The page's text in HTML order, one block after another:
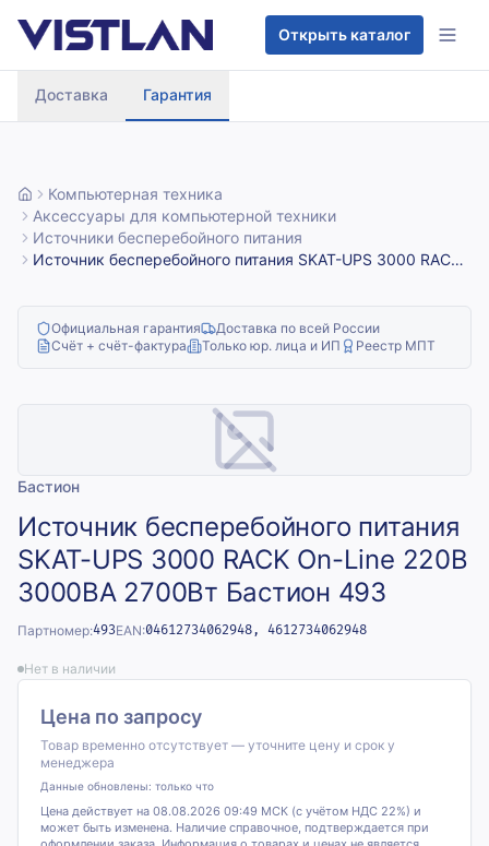
Открыть каталог
Доставка Гарантия
Компьютерная техника
Аксессуары для компьютерной техники
Источники бесперебойного питания
Источник бесперебойного питания SKAT-UPS 3000 RACK
Официальная гарантия
Доставка по всей России
Счёт + счёт-фактура
Только юр. лица и ИП Реестр МПТ
Бастион
Источник бесперебойного питания
SKAT-UPS 3000 RACK On-Line 220В
3000ВА 2700Вт Бастион 493
Партномер:493EAN:04612734062948, 4612734062948
Нет в наличии
Цена по запросу
Товар временно отсутствует — уточните цену и срок у
менеджера
Данные обновлены: только что
Цена действует на 08.08.2026 09:49 МСК (с учётом НДС 22%) и
может быть изменена. Наличие справочное, подтверждается при